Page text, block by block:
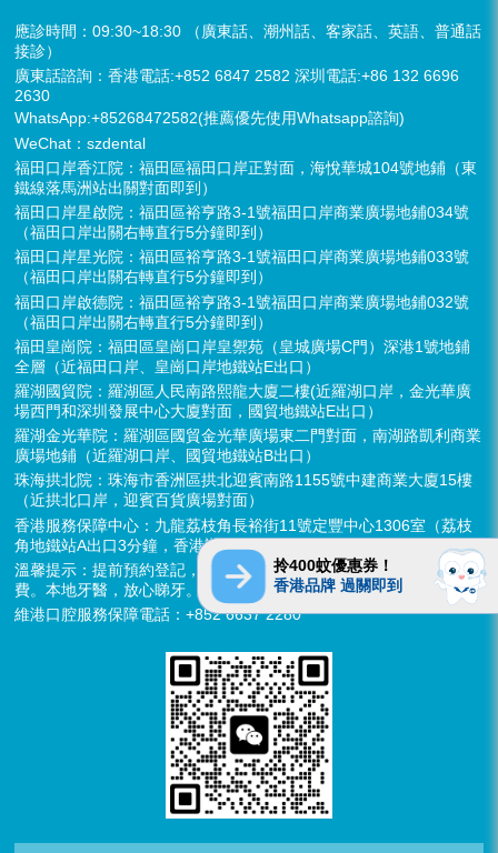
應診時間：09:30~18:30 （廣東話、潮州話、客家話、英語、普通話
接診）
廣東話諮詢：香港電話:+852 6847 2582 深圳電話:+86 132 6696
2630
WhatsApp:+85268472582(推薦優先使用Whatsapp諮詢)
WeChat：szdental
福田口岸香江院：福田區福田口岸正對面，海悅華城104號地鋪（東
鐵線落馬洲站出關對面即到）
福田口岸星啟院：福田區裕亨路3-1號福田口岸商業廣場地鋪034號
（福田口岸出關右轉直行5分鐘即到）
福田口岸星光院：福田區裕亨路3-1號福田口岸商業廣場地鋪033號
（福田口岸出關右轉直行5分鐘即到）
福田口岸啟德院：福田區裕亨路3-1號福田口岸商業廣場地鋪032號
（福田口岸出關右轉直行5分鐘即到）
福田皇崗院：福田區皇崗口岸皇禦苑（皇城廣場C門）深港1號地鋪
全層（近福田口岸、皇崗口岸地鐵站E出口）
羅湖國貿院：羅湖區人民南路熙龍大廈二樓(近羅湖口岸，金光華廣
場西門和深圳發展中心大廈對面，國貿地鐵站E出口）
羅湖金光華院：羅湖區國貿金光華廣場東二門對面，南湖路凱利商業
廣場地鋪（近羅湖口岸、國貿地鐵站B出口）
珠海拱北院：珠海市香洲區拱北迎賓南路1155號中建商業大廈15樓
（近拱北口岸，迎賓百貨廣場對面）
香港服務保障中心：九龍荔枝角長裕街11號定豐中心1306室（荔枝
角地鐵站A出口3分鐘，香港辦公室暫不應診，提供網絡諮詢）
溫馨提示：提前預約登記，X-ray、CT院內檢查免費，3D數字掃描免
費。本地牙醫，放心睇牙。另有速遞代收存放服務。
維港口腔服務保障電話：+852 6637 2280
拎400蚊優惠券！
香港品牌 過關即到